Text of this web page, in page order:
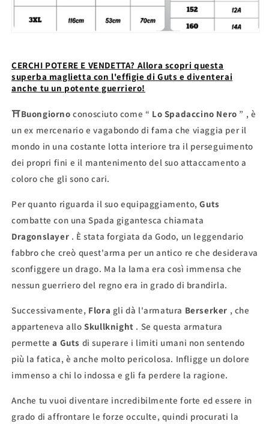
CERCHI POTERE E VENDETTA? Allora scopri questa
superba maglietta con l'effigie di Guts e diventerai
anche tu un potente guerriero!
⛩Buongiorno conosciuto come “ Lo Spadaccino Nero ” , è
un ex mercenario e vagabondo di fama che viaggia per il
mondo in una costante lotta interiore tra il perseguimento
dei propri fini e il mantenimento del suo attaccamento a
coloro che gli sono cari.
Per quanto riguarda il suo equipaggiamento,Guts
combatte con una Spada gigantesca chiamata
Dragonslayer . È stata forgiata da Godo, un leggendario
fabbro che creò quest'arma per un antico re che desiderava
sconfiggere un drago. Ma la lama era così immensa che
nessun guerriero del regno era in grado di brandirla.
Successivamente, Flora gli dà l'armatura Berserker , che
apparteneva alloSkullknight . Se questa armatura
permettea Guts di superare i limiti umani non sentendo
più la fatica, è anche molto pericolosa. Infligge un dolore
immenso a chi lo indossa e gli fa perdere la ragione.
Anche tu vuoi diventare incredibilmente forte ed essere in
grado di affrontare le forze occulte, quindi procurati la